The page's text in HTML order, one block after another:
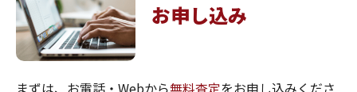
お申し込み
まずは、お電話・Webから無料査定をお申し込みくださ